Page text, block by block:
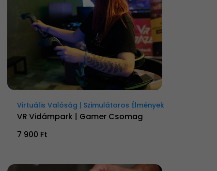
Virtuális Valóság | Szimulátoros Élmények
VR Vidámpark | Gamer Csomag
7 900 Ft